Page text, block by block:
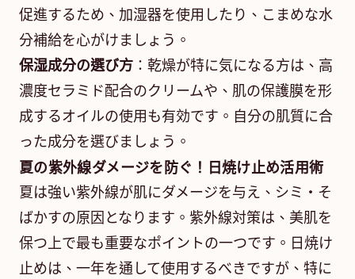
促進するため、加湿器を使用したり、こまめな水
分補給を心がけましょう。
保湿成分の選び方 ：乾燥が特に気になる方は、高
濃度セラミド配合のクリームや、肌の保護膜を形
成するオイルの使用も有効です。自分の肌質に合
った成分を選びましょう。
夏の紫外線ダメージを防ぐ！日焼け止め活用術
夏は強い紫外線が肌にダメージを与え、シミ・そ
ばかすの原因となります。紫外線対策は、美肌を
保つ上で最も重要なポイントの一つです。日焼け
止めは、一年を通して使用するべきですが、特に